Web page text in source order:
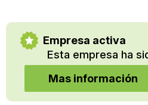
Empresa activa
Esta empresa ha
Mas información